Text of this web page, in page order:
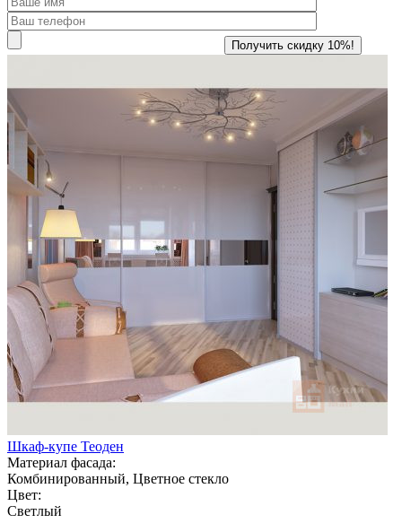
Шкаф-купе Теоден
Материал фасада:
Комбинированный, Цветное стекло
Цвет:
Светлый